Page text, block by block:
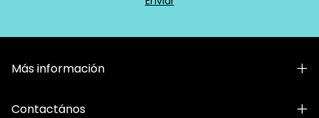
Más información
Contactános